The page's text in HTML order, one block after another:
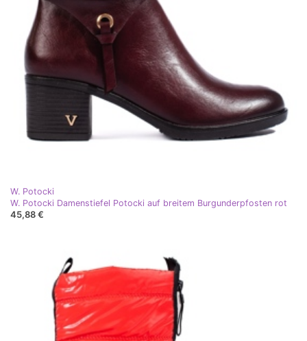
W. Potocki
W. Potocki Damenstiefel Potocki auf breitem Burgunderpfosten rot
45,88 €